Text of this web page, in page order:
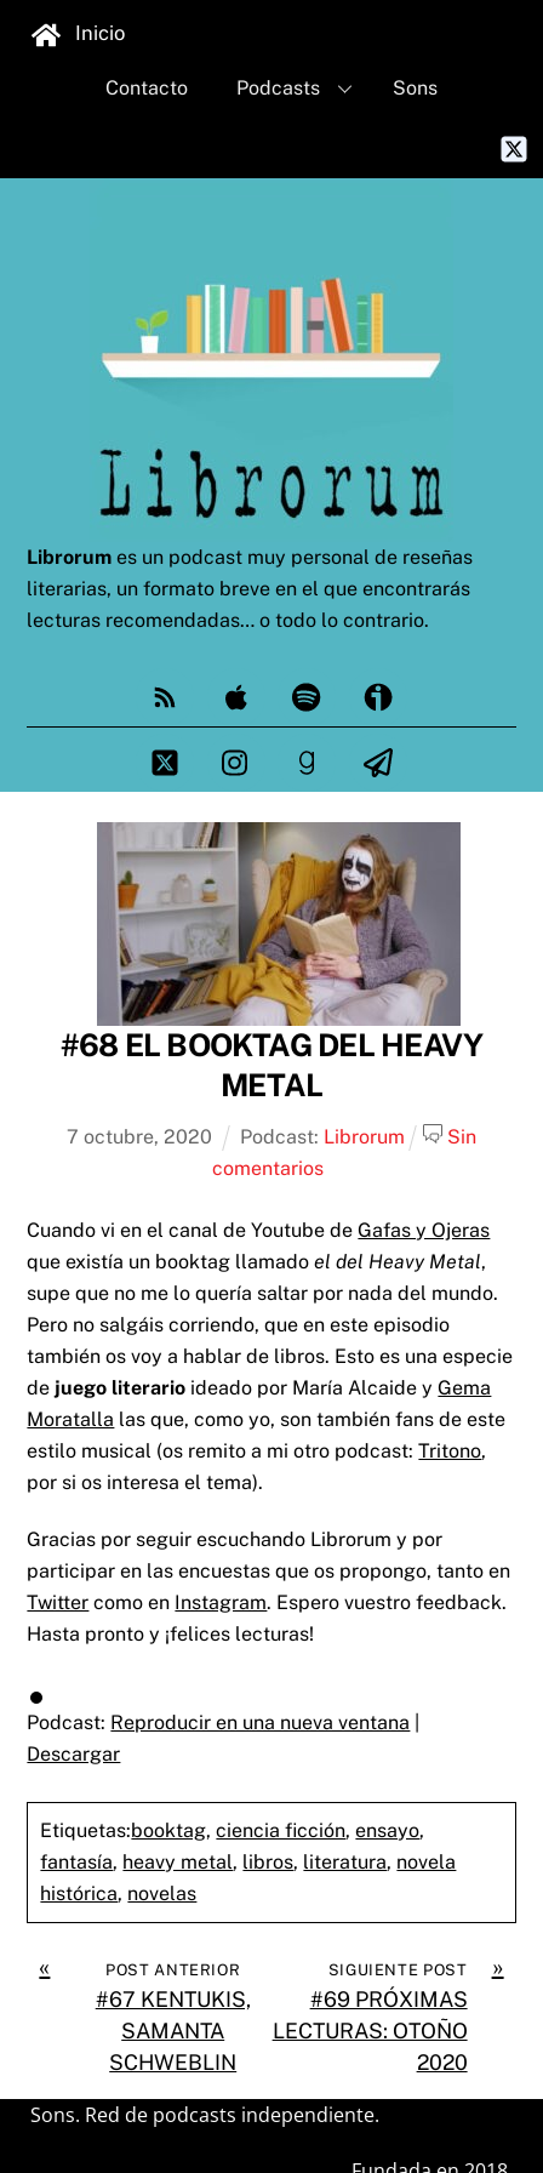
Inicio
Contacto Podcasts Sons
Librorum es un podcast muy personal de reseñas
literarias, un formato breve en el que encontrarás
lecturas recomendadas… o todo lo contrario.
Feed Apple Spotify Ivoox
Twitter InstagramgoodreadsTelegram
#68 EL BOOKTAG DEL HEAVY
METAL
7 octubre,2020 Podcast: Librorum
Sin
comentarios
Cuando vi en el canal de Youtube deGafas y Ojeras
que existía un booktag llamadoel del Heavy Metal,
supe que no me lo quería saltar por nada del mundo.
Pero no salgáis corriendo, que en este episodio
también os voy a hablar de libros. Esto es una especie
de juego literario ideado por María Alcaide yGema
Moratalla las que, como yo, son también fans de este
estilo musical (os remito a mi otro podcast:Tritono,
por si os interesa el tema).
Gracias por seguir escuchando Librorum y por
participar en las encuestas que os propongo, tanto en
Twitter como en Instagram. Espero vuestro feedback.
Hasta pronto y ¡felices lecturas!
Podcast: Reproducir en una nueva ventana
Descargar
Etiquetas:booktag,ciencia ficción,ensayo,
fantasía, heavy metal, libros, literatura, novela
histórica, novelas
« POST ANTERIOR
#67 KENTUKIS,
SAMANTA
SCHWEBLIN
»
SIGUIENTE POST
#69 PRÓXIMAS
LECTURAS: OTOÑO
2020
Sons. Red de podcasts independiente.